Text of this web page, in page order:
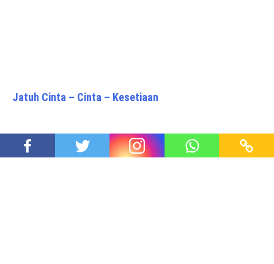
Jatuh Cinta – Cinta – Kesetiaan